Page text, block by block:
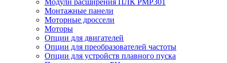
Модули расширения ПЛК PMP301
Монтажные панели
Моторные дроссели
Моторы
Опции для двигателей
Опции для преобразователей частоты
Опции для устройств плавного пуска